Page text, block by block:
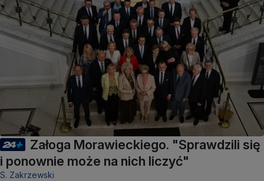
Załoga Morawieckiego. "Sprawdzili się
i ponownie może na nich liczyć"
S. Zakrzewski